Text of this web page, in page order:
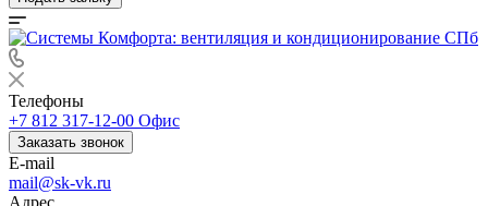
Телефоны
+7 812 317-12-00 Офис
Заказать звонок
E-mail
mail@sk-vk.ru
Адрес